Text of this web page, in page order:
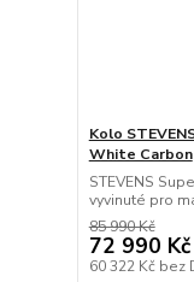
Kolo
White Carbon
STEVENS
vyvinuté pro
85 990 Kč
72 990 Kč
60 322 Kč bez